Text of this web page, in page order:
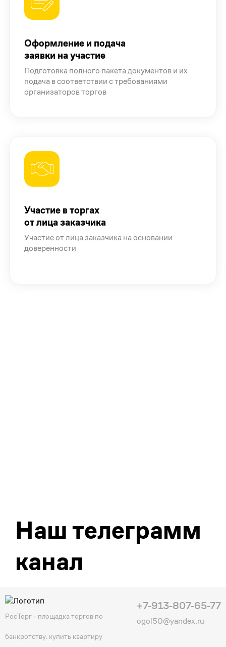
Оформление и подача
заявки на участие
Подготовка полного пакета документов и их
подача в соответствии с требованиями
организаторов торгов
Участие в торгах
от лица заказчика
Участие от лица заказчика на основании
доверенности
Наш телеграмм
канал
РосТорг - площадка торгов по
банкротству: купить квартиру
+7-913-807-65-77
ogol50@yandex.ru